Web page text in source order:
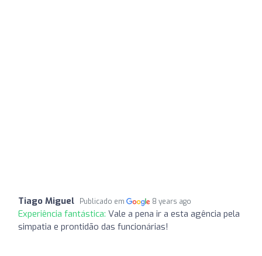
Tiago Miguel Publicado em 8 years ago
Experiência fantástica: Vale a pena ir a esta agência pela
simpatia e prontidão das funcionárias!